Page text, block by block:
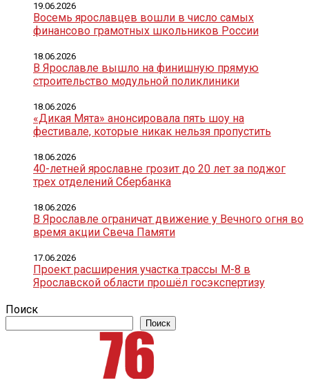
Восемь ярославцев вошли в число самых
финансово грамотных школьников России
19.06.2026
В Ярославле вышло на финишную прямую
строительство модульной поликлиники
18.06.2026
«Дикая Мята» анонсировала пять шоу на
фестивале, которые никак нельзя пропустить
18.06.2026
40-летней ярославне грозит до 20 лет за поджог
трех отделений Сбербанка
18.06.2026
В Ярославле ограничат движение у Вечного огня во
время акции Свеча Памяти
18.06.2026
Проект расширения участка трассы М-8 в
Ярославской области прошёл госэкспертизу
17.06.2026
Поиск
Поиск